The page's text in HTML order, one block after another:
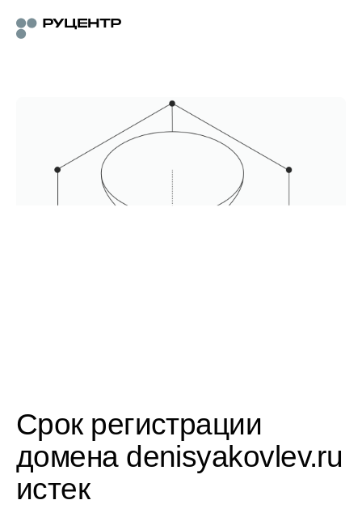
Срок регистрации
домена denisyakovlev.ru
истек